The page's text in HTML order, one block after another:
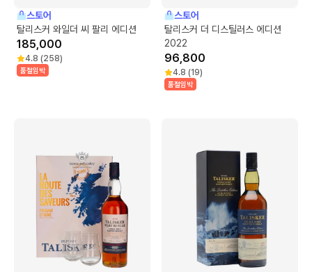
스토어
탈리스커 와일더 씨 팔리 에디션
185,000
4.8 (258)
품절임박
스토어
탈리스커 더 디스틸러스 에디션
2022
96,800
4.8 (19)
품절임박